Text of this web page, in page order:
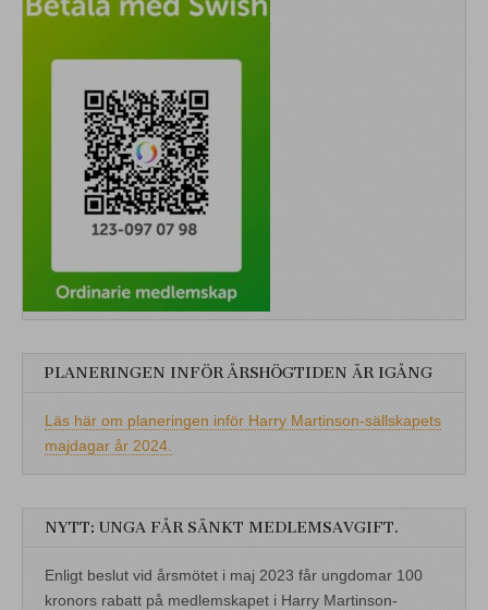
PLANERINGEN INFÖR ÅRSHÖGTIDEN ÄR IGÅNG
Läs här om planeringen inför Harry Martinson-sällskapets
majdagar år 2024.
NYTT: UNGA FÅR SÄNKT MEDLEMSAVGIFT.
Enligt beslut vid årsmötet i maj 2023 får ungdomar 100
kronors rabatt på medlemskapet i Harry Martinson-